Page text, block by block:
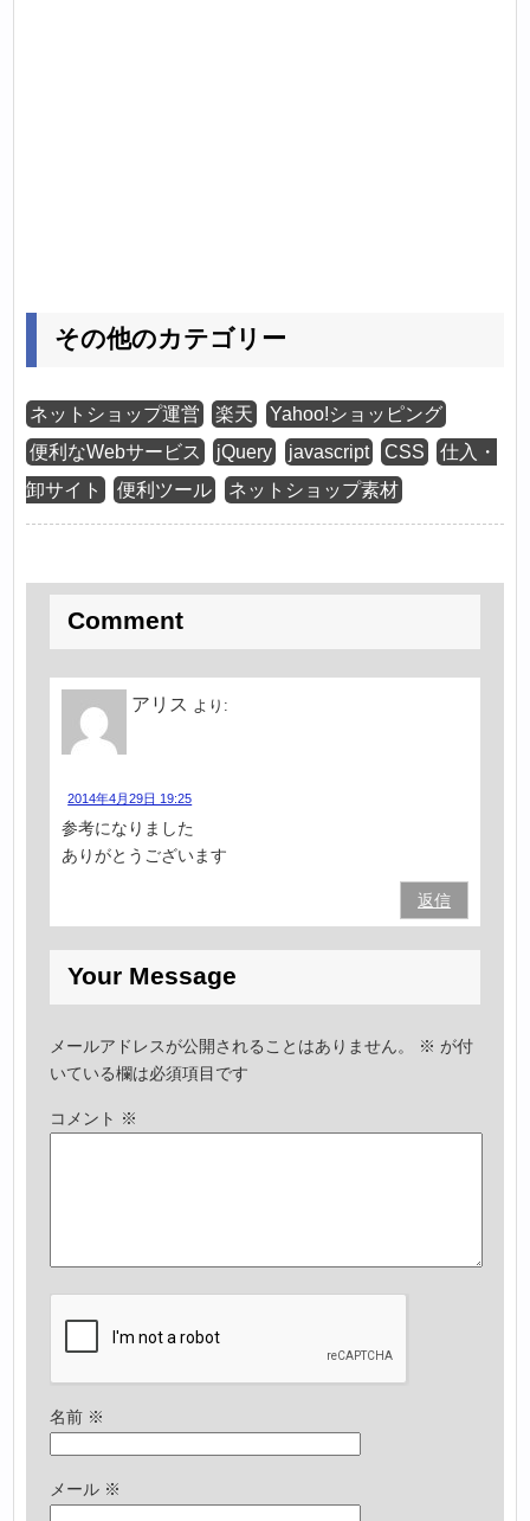
その他のカテゴリー
ネットショップ運営 楽天
Yahoo!ショッピング
便利なWebサービス
jQuery javascript CSS
仕入・
卸サイト
便利ツール ネットショップ素材
Comment
アリス より:
2014年4月29日 19:25
参考になりました
ありがとうございます
返信
Your Message
メールアドレスが公開されることはありません。 ※ が付
いている欄は必須項目です
コメント ※
名前 ※
メール ※